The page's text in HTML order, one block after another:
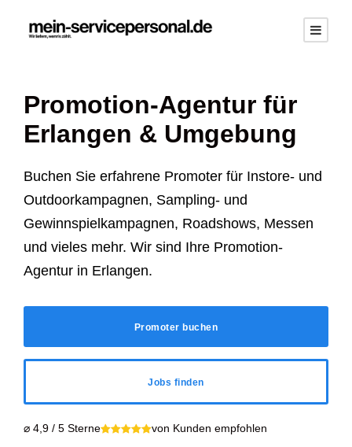
Promotion-Agentur für
Erlangen & Umgebung
Buchen Sie erfahrene Promoter für Instore- und
Outdoorkampagnen, Sampling- und
Gewinnspielkampagnen, Roadshows, Messen
und vieles mehr. Wir sind Ihre Promotion-
Agentur in Erlangen.
Promoter buchen
Jobs finden
⌀ 4,9 / 5 Sterne von Kunden empfohlen